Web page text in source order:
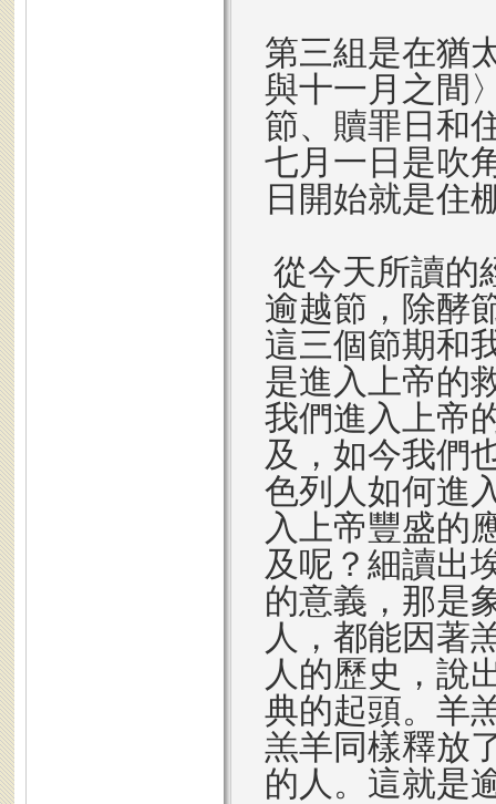
第三組是在猶
與十一月之間
節、贖罪日和
七月一日是吹
日開始就是住
從今天所讀的
逾越節，除酵
這三個節期和
是進入上帝的
我們進入上帝
及，如今我們
色列人如何進
入上帝豐盛的
及呢？細讀出
的意義，那是
人，都能因著
人的歷史，說
典的起頭。羊
羔羊同樣釋放
的人。這就是